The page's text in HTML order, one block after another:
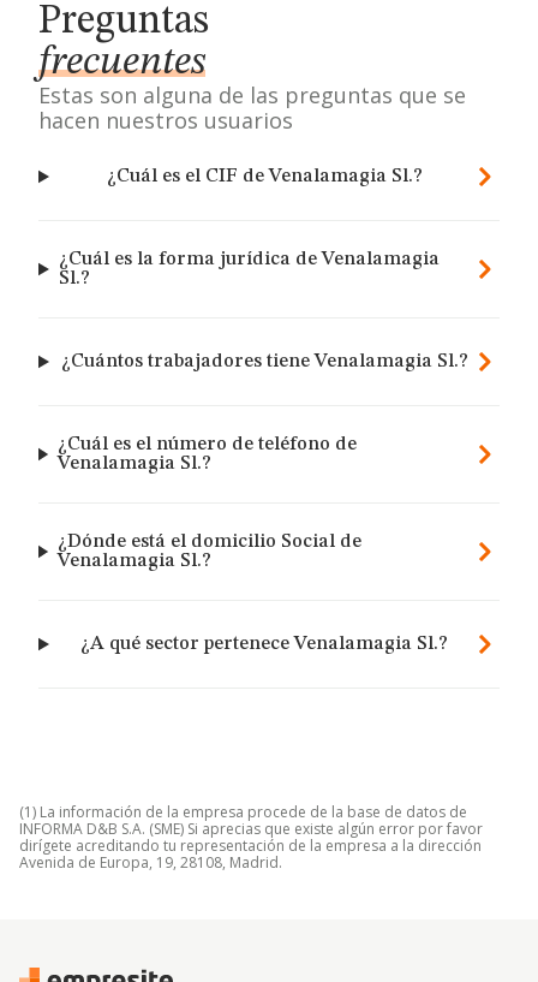
Preguntas
frecuentes
Estas son alguna de las preguntas que se
hacen nuestros usuarios
¿Cuál es el CIF de Venalamagia Sl.?
¿Cuál es la forma jurídica de Venalamagia
Sl.?
¿Cuántos trabajadores tiene Venalamagia Sl.?
¿Cuál es el número de teléfono de
Venalamagia Sl.?
¿Dónde está el domicilio Social de
Venalamagia Sl.?
¿A qué sector pertenece Venalamagia Sl.?
(1) La información de la empresa procede de la base de datos de
INFORMA D&B S.A. (SME) Si aprecias que existe algún error por favor
dirígete acreditando tu representación de la empresa a la dirección
Avenida de Europa, 19, 28108, Madrid.